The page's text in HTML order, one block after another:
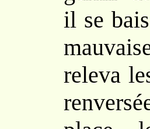
il se
releva